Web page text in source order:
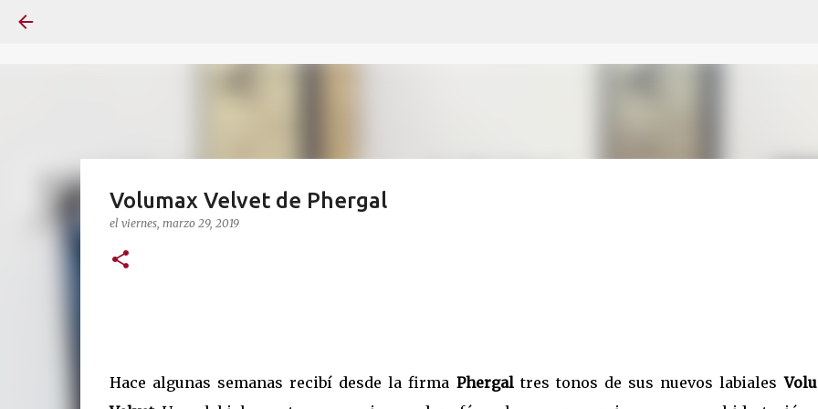
Volumax Velvet de Phergal
el viernes, marzo 29, 2019
Hace algunas semanas recibí desde la firma Phergaltres tonos de sus nuevos labiales